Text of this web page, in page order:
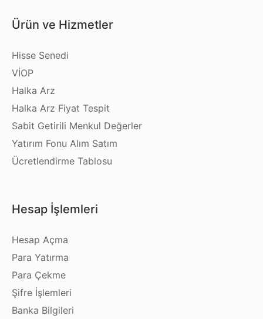
Ürün ve Hizmetler
Hisse Senedi
VİOP
Halka Arz
Halka Arz Fiyat Tespit
Sabit Getirili Menkul Değerler
Yatırım Fonu Alım Satım
Ücretlendirme Tablosu
Hesap İşlemleri
Hesap Açma
Para Yatırma
Para Çekme
Şifre İşlemleri
Banka Bilgileri